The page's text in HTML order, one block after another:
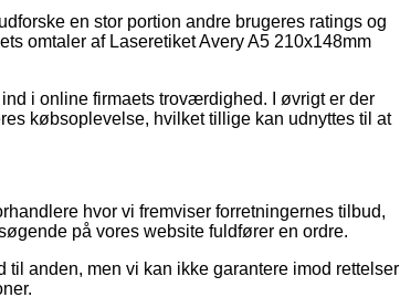
en stor portion andre brugeres ratings og
omtaler af Laseretiket Avery A5 210x148mm
i online firmaets troværdighed. I øvrigt er der
købsoplevelse, hvilket tillige kan udnyttes til at
hvor vi fremviser forretningernes tilbud,
på vores website fuldfører en ordre.
anden, men vi kan ikke garantere imod rettelser